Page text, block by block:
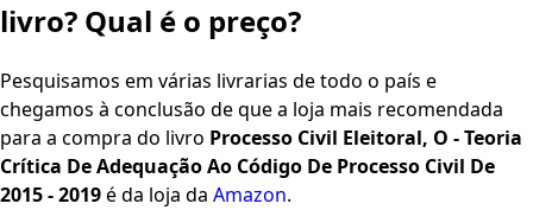
livro? Qual é o preço?
Pesquisamos em várias livrarias de todo o país e
chegamos à conclusão de que a loja mais recomendada
para a compra do livro Processo Civil Eleitoral, O - Teoria
Crítica De Adequação Ao Código De Processo Civil De
2015 - 2019é da loja da Amazon.